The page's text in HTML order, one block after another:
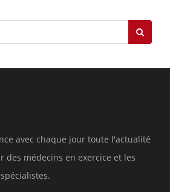
avec chaque jour toute l'actualité
des médecins en exercice et les